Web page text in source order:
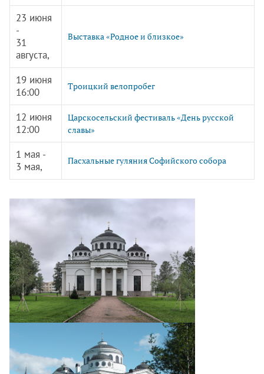
23 июня
-
31
августа,
Выставка «Родное и близкое»
19 июня
16:00
Троицкий велопробег
12 июня
12:00
Царскосельский фестиваль «День русской
славы»
1 мая -
3 мая,
Пасхальные гуляния Софийского собора